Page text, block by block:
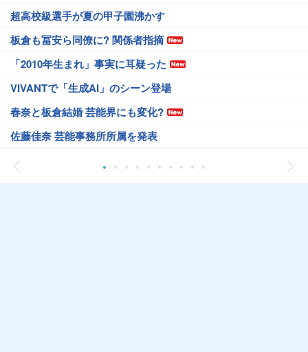
超高校級選手が夏の甲子園沸かす
板倉も冨安ら同僚に? 関係者指摘
「2010年生まれ」事実に耳疑った
VIVANTで「生成AI」のシーン登場
春奈と板倉結婚 芸能界にも変化?
佐藤佳奈 芸能事務所所属を発表